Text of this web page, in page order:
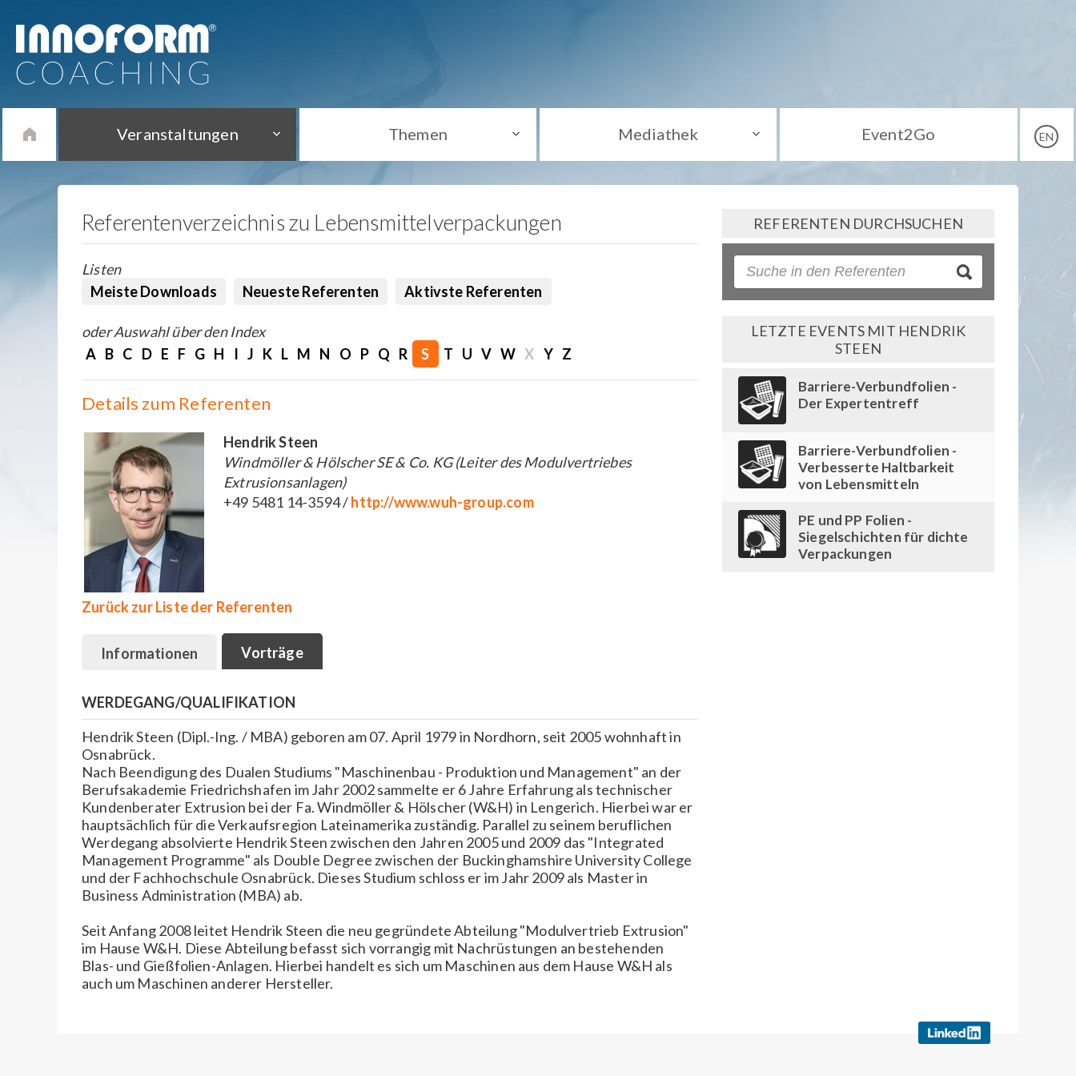
Veranstaltungen Themen Mediathek Event2Go EN
Referentenverzeichnis zu Lebensmittelverpackungen
Listen
Meiste Downloads
Neueste Referenten Aktivste Referenten
oder Auswahl über den Index
A B C D E F G H I J K L M N O P Q R S T U V W X Y Z
Details zum Referenten
Hendrik Steen
Windmöller & Hölscher SE & Co. KG (Leiter des Modulvertriebes
Extrusionsanlagen)
+49 5481 14-3594 /http://www.wuh-group.com
Zurück zur Liste der Referenten
Informationen Vorträge
WERDEGANG/QUALIFIKATION
Hendrik Steen (Dipl.-Ing. / MBA) geboren am 07. April 1979 in Nordhorn, seit 2005 wohnhaft in
Osnabrück.
Nach Beendigung des Dualen Studiums "Maschinenbau - Produktion und Management" an der
Berufsakademie Friedrichshafen im Jahr 2002 sammelte er 6 Jahre Erfahrung als technischer
Kundenberater Extrusion bei der Fa. Windmöller & Hölscher (W&H) in Lengerich. Hierbei war er
hauptsächlich für die Verkaufsregion Lateinamerika zuständig. Parallel zu seinem beruflichen
Werdegang absolvierte Hendrik Steen zwischen den Jahren 2005 und 2009 das "Integrated
Management Programme" als Double Degree zwischen der Buckinghamshire University College
und der Fachhochschule Osnabrück. Dieses Studium schloss er im Jahr 2009 als Master in
Business Administration (MBA) ab.
Seit Anfang 2008 leitet Hendrik Steen die neu gegründete Abteilung "Modulvertrieb Extrusion"
im Hause W&H. Diese Abteilung befasst sich vorrangig mit Nachrüstungen an bestehenden
Blas- und Gießfolien-Anlagen. Hierbei handelt es sich um Maschinen aus dem Hause W&H als
auch um Maschinen anderer Hersteller.
REFERENTEN DURCHSUCHEN
LETZTE EVENTS MIT HENDRIK
STEEN
Barriere-Verbundfolien -
Der Expertentreff
Barriere-Verbundfolien -
Verbesserte Haltbarkeit
von Lebensmitteln
PE und PP Folien -
Siegelschichten für dichte
Verpackungen